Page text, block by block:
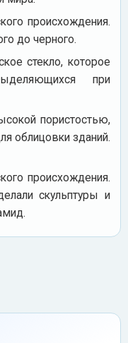
происхождения.
до черного.
стекло, которое
при
пористостью,
облицовки зданий.
происхождения.
скульптуры и